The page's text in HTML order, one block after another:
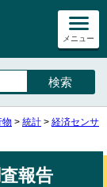
メニュー
物 > 統計 > 経済センサ
報告